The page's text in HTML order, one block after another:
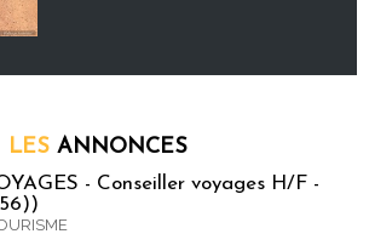
LES ANNONCES
- Conseiller voyages H/F -